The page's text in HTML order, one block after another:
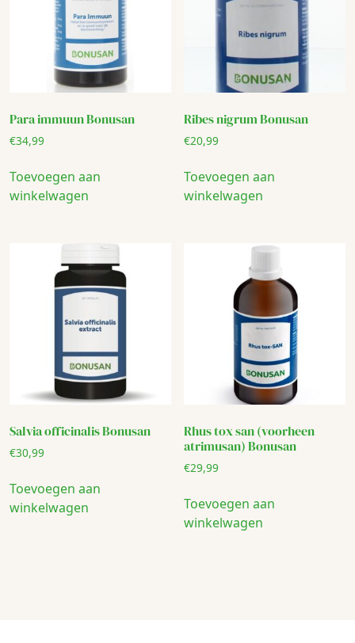
Para immuun Bonusan
€34,99
Toevoegen aan
winkelwagen
Ribes nigrum Bonusan
€20,99
Toevoegen aan
winkelwagen
Salvia officinalis Bonusan
€30,99
Toevoegen aan
winkelwagen
Rhus tox san (voorheen
atrimusan) Bonusan
€29,99
Toevoegen aan
winkelwagen